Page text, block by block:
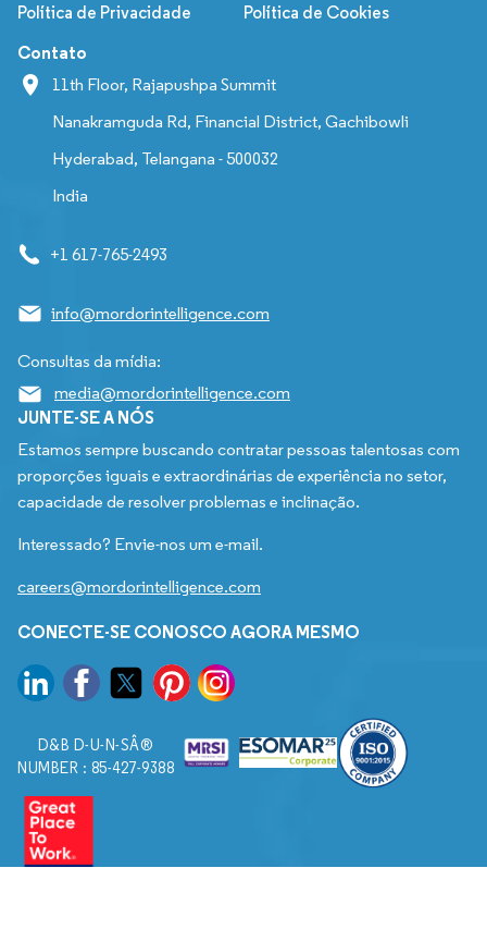
Política de Privacidade Política de Cookies
Contato
11th Floor, Rajapushpa Summit
Nanakramguda Rd, Financial District, Gachibowli
Hyderabad, Telangana - 500032
India
+1 617-765-2493
info@mordorintelligence.com
Consultas da mídia:
media@mordorintelligence.com
JUNTE-SE A NÓS
Estamos sempre buscando contratar pessoas talentosas com
proporções iguais e extraordinárias de experiência no setor,
capacidade de resolver problemas e inclinação.
Interessado? Envie-nos um e-mail.
careers@mordorintelligence.com
CONECTE-SE CONOSCO AGORA MESMO
D&B D-U-N-SÂ®
NUMBER : 85-427-9388